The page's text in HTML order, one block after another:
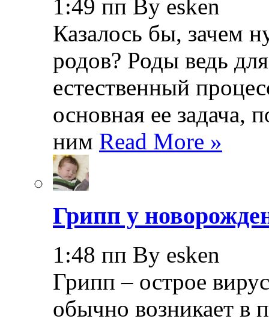
1:49 пп By esken
Казалось бы, зачем
родов? Роды ведь
естественный
основная ее задача,
ним Read More »
Грипп у
1:48 пп By esken
Грипп – острое
обычно возникает в